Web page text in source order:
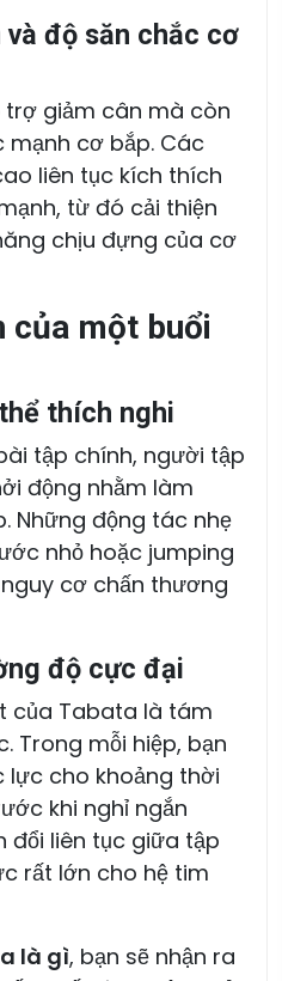
độ săn chắc cơ
giảm cân mà còn
cơ bắp. Các
liên tục kích thích
từ đó cải thiện
chịu đựng của cơ
của một buổi
thích nghi
tập chính, người tập
động nhằm làm
Những động tác nhẹ
nhỏ hoặc jumping
cơ chấn thương
độ cực đại
của Tabata là tám
Trong mỗi hiệp, bạn
lực cho khoảng thời
khi nghỉ ngắn
đổi liên tục giữa tập
rất lớn cho hệ tim
là gì, bạn sẽ nhận ra